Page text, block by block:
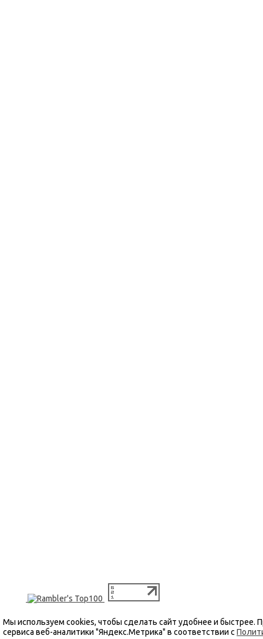
Мы используем cookies, чтобы сделать сайт удобнее и быстрее.
сервиса веб-аналитики "Яндекс.Метрика" в соответствии с